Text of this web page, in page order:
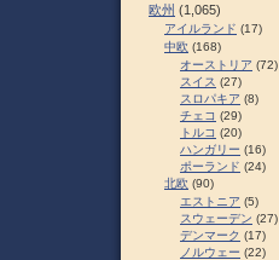
欧州 (1,065)
アイルランド (17)
中欧 (168)
オーストリア (72)
スイス (27)
スロパキア (8)
チェコ (29)
トルコ (20)
ハンガリー (16)
ポーランド (24)
北欧 (90)
エストニア (5)
スウェーデン (27)
デンマーク (17)
ノルウェー (22)